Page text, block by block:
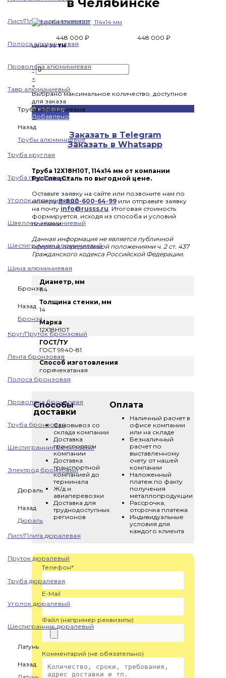
Лист/Плита алюминиевая
Полоса алюминиевая
Проволока алюминиевая
Тавр алюминиевый
Трубы алюминиевые
Назад
Трубы алюминиевые
Труба круглая
Труба профильная
Уголок алюминиевый
Швеллер алюминиевый
Шестигранник алюминиевый
Шина алюминиевая
Бронза
Назад
Бронза
Круг/Пруток бронзовый
Лента бронзовая
Полоса бронзовая
Проволока бронзовая
Труба бронзовая
Шестигранник бронзовый
Электрод бронзовый
Дюраль
Назад
Дюраль
Лист/Плита дюралевая
Пруток дюралевый
Труба дюралевая
Уголок дюралевый
Шестигранник дюралевый
Латунь
Назад
448 000 ₽
448 000 ₽
цена затн
-
+
×
Выбрано максимальное количество, доступное
для заказа
В корзину
Добавлено
Заказать в Telegram
Заказать в Whatsapp
Труба 12Х18Н10Т, 114х14 мм от компании
РусСпецСталь по выгодной цене.
Оставьте заявку на сайте или позвоните нам по
номеру8-800-600-64-99 или отправьте заявку
на почту info@russs.ru. Итоговая стоимость
формируется, исходя из способа и условий
поставки.
Данная информация не является публичной
офертой, определяемой положениями ч. 2 ст. 437
Гражданского кодекса Российской Федерации.
Диаметр, мм
114
Толщина стенки, мм
14
Марка
12Х18Н10Т
ГОСТ/ТУ
ГОСТ 9940-81
Способ изготовления
горячекатаная
Способы
доставки
Самовывоз со
склада компании
Доставка
транспортом
компании
Доставка
транспортной
компанией до
терминала
Ж/д и
авиаперевозки
Доставка для
труднодоступных
регионов
Оплата
Наличный расчет в
офисе компании
или на складе
Безналичный
расчет по
выставленному
счету от нашей
компании
Наложенный
платеж по факту
получения
металлопродукции
Рассрочка,
отсрочка платежа
Индивидуальные
условия для
каждого клиента
Телефон*
E-Mail
Файл (например реквизиты)
Комментарий (не обязательно)